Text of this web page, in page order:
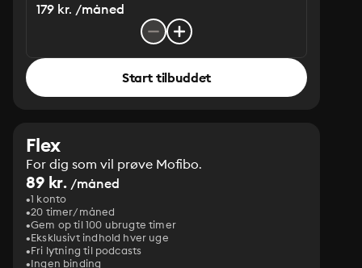
179 kr. /måned
Start tilbuddet
Flex
For dig som vil prøve Mofibo.
89 kr. /måned
1 konto
20 timer/måned
Gem op til 100 ubrugte timer
Eksklusivt indhold hver uge
Fri lytning til podcasts
Ingen binding